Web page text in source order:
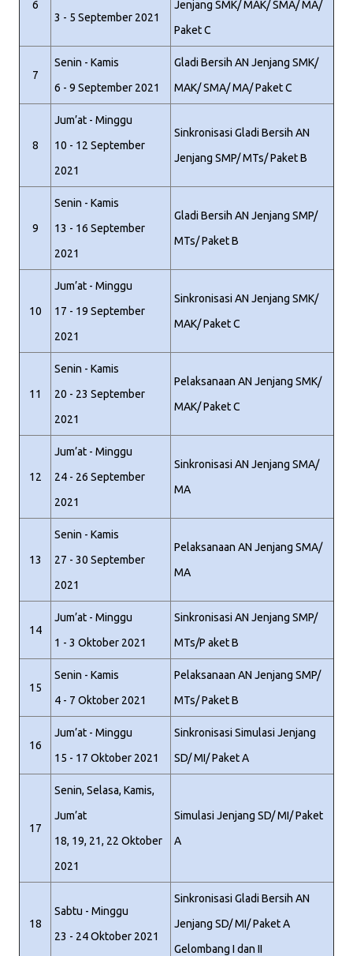
6
3 - 5 September 2021
Jenjang SMK/ MAK/ SMA/ MA/
Paket C
7
Senin - Kamis
6 - 9 September 2021
Gladi Bersih AN Jenjang SMK/
MAK/ SMA/ MA/ Paket C
8
Jum’at - Minggu
10 - 12 September
2021
Sinkronisasi Gladi Bersih AN
Jenjang SMP/ MTs/ Paket B
9
Senin - Kamis
13 - 16 September
2021
Gladi Bersih AN Jenjang SMP/
MTs/ Paket B
10
Jum’at - Minggu
17 - 19 September
2021
Sinkronisasi AN Jenjang SMK/
MAK/ Paket C
11
Senin - Kamis
20 - 23 September
2021
Pelaksanaan AN Jenjang SMK/
MAK/ Paket C
12
Jum’at - Minggu
24 - 26 September
2021
Sinkronisasi AN Jenjang SMA/
MA
13
Senin - Kamis
27 - 30 September
2021
Pelaksanaan AN Jenjang SMA/
MA
14
Jum’at - Minggu
1 - 3 Oktober 2021
Sinkronisasi AN Jenjang SMP/
MTs/P aket B
15
Senin - Kamis
4 - 7 Oktober 2021
Pelaksanaan AN Jenjang SMP/
MTs/ Paket B
16
Jum’at - Minggu
15 - 17 Oktober 2021
Sinkronisasi Simulasi Jenjang
SD/ MI/ Paket A
17
Senin, Selasa, Kamis,
Jum’at
18, 19, 21, 22 Oktober
2021
Simulasi Jenjang SD/ MI/ Paket
A
18
Sabtu - Minggu
23 - 24 Oktober 2021
Sinkronisasi Gladi Bersih AN
Jenjang SD/ MI/ Paket A
Gelombang I dan II